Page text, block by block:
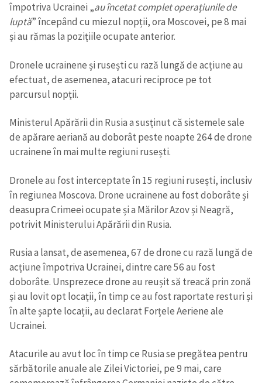
împotriva Ucrainei „au încetat complet operațiunile de
luptă” începând cu miezul nopții, ora Moscovei, pe 8 mai
și au rămas la pozițiile ocupate anterior.
Dronele ucrainene și rusești cu rază lungă de acțiune au
efectuat, de asemenea, atacuri reciproce pe tot
parcursul nopții.
Ministerul Apărării din Rusia a susținut că sistemele sale
de apărare aeriană au doborât peste noapte 264 de drone
ucrainene în mai multe regiuni rusești.
Dronele au fost interceptate în 15 regiuni rusești, inclusiv
în regiunea Moscova. Drone ucrainene au fost doborâte și
deasupra Crimeei ocupate și a Mărilor Azov și Neagră,
potrivit Ministerului Apărării din Rusia.
Rusia a lansat, de asemenea, 67 de drone cu rază lungă de
acțiune împotriva Ucrainei, dintre care 56 au fost
doborâte. Unsprezece drone au reușit să treacă prin zonă
și au lovit opt ​​locații, în timp ce au fost raportate resturi și
în alte șapte locații, au declarat Forțele Aeriene ale
Ucrainei.
Atacurile au avut loc în timp ce Rusia se pregătea pentru
sărbătorile anuale ale Zilei Victoriei, pe 9 mai, care